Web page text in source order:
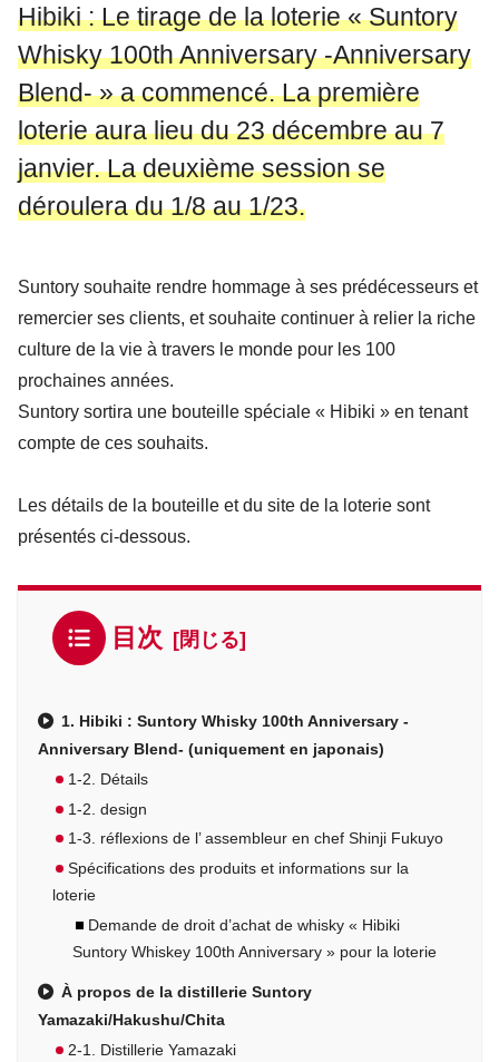
Hibiki : Le tirage de la loterie « Suntory
Whisky 100th Anniversary -Anniversary
Blend- » a commencé. La première
loterie aura lieu du 23 décembre au 7
janvier. La deuxième session se
déroulera du 1/8 au 1/23.
Suntory souhaite rendre hommage à ses prédécesseurs et
remercier ses clients, et souhaite continuer à relier la riche
culture de la vie à travers le monde pour les 100
prochaines années.
Suntory sortira une bouteille spéciale « Hibiki » en tenant
compte de ces souhaits.
Les détails de la bouteille et du site de la loterie sont
présentés ci-dessous.
目次
1. Hibiki : Suntory Whisky 100th Anniversary -
Anniversary Blend- (uniquement en japonais)
1-2. Détails
1-2. design
1-3. réflexions de l’ assembleur en chef Shinji Fukuyo
Spécifications des produits et informations sur la
loterie
Demande de droit d’achat de whisky « Hibiki
Suntory Whiskey 100th Anniversary » pour la loterie
À propos de la distillerie Suntory
Yamazaki/Hakushu/Chita
2-1. Distillerie Yamazaki